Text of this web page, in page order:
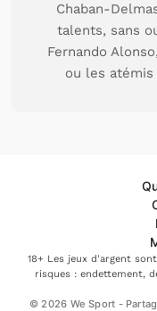
Chaban-
talents, sans
Fernando
ou les atémis
18+ Les jeux d'argent
risques : endettement,
© 2026 We Sport -